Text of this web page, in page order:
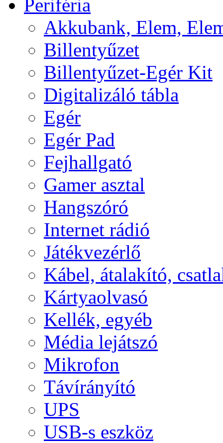
Periféria
Akkubank, Elem,
Billentyűzet
Billentyűzet-Egér Kit
Digitalizáló tábla
Egér
Egér Pad
Fejhallgató
Gamer asztal
Hangszóró
Internet rádió
Játékvezérlő
Kábel, átalakító,
Kártyaolvasó
Kellék, egyéb
Média lejátszó
Mikrofon
Távírányító
UPS
USB-s eszköz